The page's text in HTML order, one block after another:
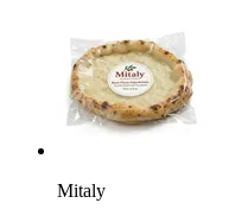
Mitaly